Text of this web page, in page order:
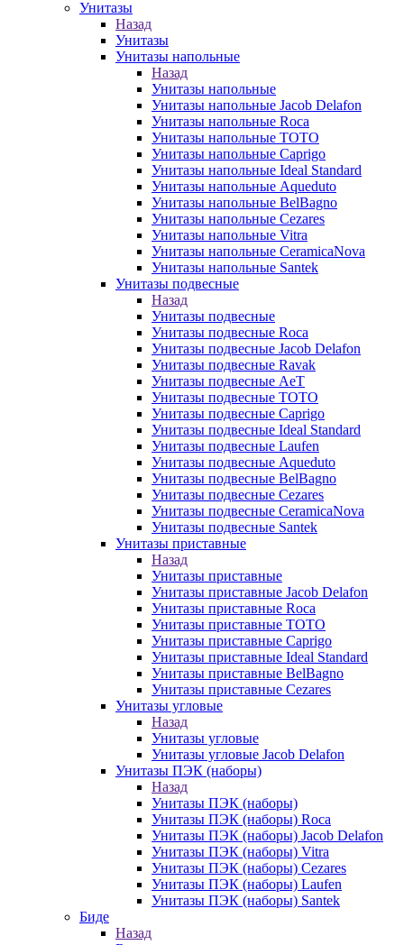
Унитазы
Назад
Унитазы
Унитазы напольные
Назад
Унитазы напольные
Унитазы напольные Jacob Delafon
Унитазы напольные Roca
Унитазы напольные TOTO
Унитазы напольные Caprigo
Унитазы напольные Ideal Standard
Унитазы напольные Aqueduto
Унитазы напольные BelBagno
Унитазы напольные Cezares
Унитазы напольные Vitra
Унитазы напольные CeramicaNova
Унитазы напольные Santek
Унитазы подвесные
Назад
Унитазы подвесные
Унитазы подвесные Roca
Унитазы подвесные Jacob Delafon
Унитазы подвесные Ravak
Унитазы подвесные AeT
Унитазы подвесные TOTO
Унитазы подвесные Caprigo
Унитазы подвесные Ideal Standard
Унитазы подвесные Laufen
Унитазы подвесные Aqueduto
Унитазы подвесные BelBagno
Унитазы подвесные Cezares
Унитазы подвесные CeramicaNova
Унитазы подвесные Santek
Унитазы приставные
Назад
Унитазы приставные
Унитазы приставные Jacob Delafon
Унитазы приставные Roca
Унитазы приставные TOTO
Унитазы приставные Caprigo
Унитазы приставные Ideal Standard
Унитазы приставные BelBagno
Унитазы приставные Cezares
Унитазы угловые
Назад
Унитазы угловые
Унитазы угловые Jacob Delafon
Унитазы ПЭК (наборы)
Назад
Унитазы ПЭК (наборы)
Унитазы ПЭК (наборы) Roca
Унитазы ПЭК (наборы) Jacob Delafon
Унитазы ПЭК (наборы) Vitra
Унитазы ПЭК (наборы) Cezares
Унитазы ПЭК (наборы) Laufen
Унитазы ПЭК (наборы) Santek
Биде
Назад